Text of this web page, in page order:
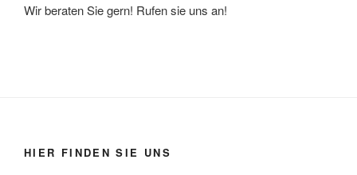
Wir beraten Sie gern! Rufen sie uns an!
HIER FINDEN SIE UNS